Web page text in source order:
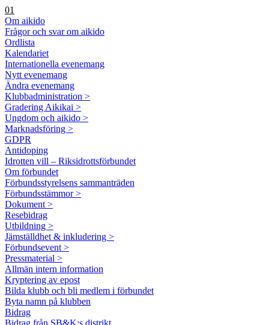
01
Om aikido
Frågor och svar om aikido
Ordlista
Kalendariet
Internationella evenemang
Nytt evenemang
Ändra evenemang
Klubbadministration >
Gradering Aikikai >
Ungdom och aikido >
Marknadsföring >
GDPR
Antidoping
Idrotten vill – Riksidrottsförbundet
Om förbundet
Förbundsstyrelsens sammanträden
Förbundsstämmor >
Dokument >
Resebidrag
Utbildning >
Jämställdhet & inkludering >
Förbundsevent >
Pressmaterial >
Allmän intern information
Kryptering av epost
Bilda klubb och bli medlem i förbundet
Byta namn på klubben
Bidrag
Bidrag från SB&K:s distrikt